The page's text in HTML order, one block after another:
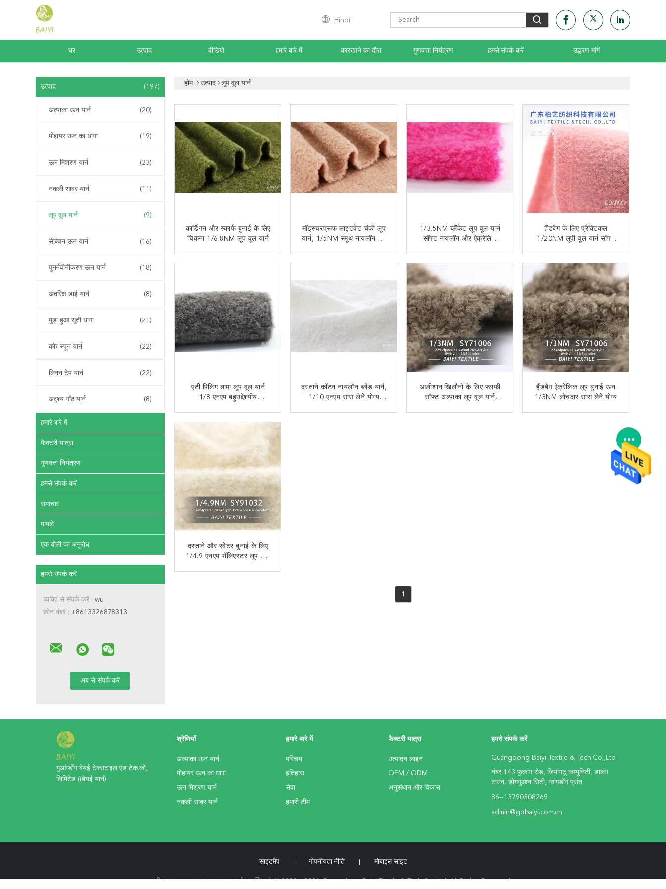
Hindi
घर उत्पाद वीडियो हमारे बारे में कारखाने का दौरा गुणवत्ता नियंत्रण हमसे संपर्क करें उद्धरण मांगें
उत्पाद (197)
अल्पाका ऊन यार्न (20)
मोहायर ऊन का धागा (19)
ऊन मिश्रण यार्न (23)
नकली साबर यार्न (11)
लूप वूल यार्न (9)
सेक्विन ऊन यार्न (16)
पुनर्नवीनीकरण ऊन यार्न (18)
अंतरिक्ष डाई यार्न (8)
मुड़ा हुआ सूती धागा (21)
कोर स्पून यार्न (22)
लिनन टेप यार्न (22)
अदृश्य गाँठ यार्न (8)
हमारे बारे में
फैक्टरी यात्रा
गुणवत्ता नियंत्रण
हमसे संपर्क करें
समाचार
मामले
एक बोली का अनुरोध
हमसे संपर्क करें
व्यक्ति से संपर्क करें : wu
फ़ोन नंबर : +8613326878313
होम उत्पाद लूप वूल यार्न
कार्डिगन और स्कार्फ बुनाई के लिए
चिकना 1/6.8NM लूप वूल यार्न
अब से संपर्क करें
मॉइस्चरप्रूफ लाइटवेट चंकी लूप
यार्न, 1/5NM स्मूथ नायलॉन वूल
अब से संपर्क करें
1/3.5NM ब्लैंकेट लूप वूल यार्न
सॉफ्ट नायलॉन और ऐक्रेलिक
अब से संपर्क करें
हैंडबैग के लिए प्रैक्टिकल
1/20NM लूपी वूल यार्न सॉफ्ट
अब से संपर्क करें
एंटी पिलिंग लामा लूप वूल यार्न
1/8 एनएम बहुउद्देश्यीय
अब से संपर्क करें
दस्ताने कॉटन नायलॉन ब्लेंड यार्न,
1/10 एनएम सांस लेने योग्य
आलीशान खिलौनों के लिए फ्लफी
सॉफ्ट अल्पाका लूप वूल यार्न
हैंडबैग ऐक्रेलिक लूप बुनाई ऊन
1/3NM लोचदार सांस लेने योग्य
दस्ताने और स्वेटर बुनाई के लिए
1/4.9 एनएम पॉलिएस्टर लूप ऊन
1
गुआंग्डोंग बेयई टेक्सटाइल एंड टेक.को,
लिमिटेड ((बेयई यार्न)
श्रेणियाँ
अल्पाका ऊन यार्न
मोहायर ऊन का धागा
ऊन मिश्रण यार्न
नकली साबर यार्न
हमारे बारे में
परिचय
इतिहास
सेवा
हमारी टीम
फैक्टरी यात्रा
उत्पादन लाइन
OEM / ODM
अनुसंधान और विकास
हमसे संपर्क करें
Guangdong Baiyi Textile & Tech.Co.,Ltd
नंबर 143 फुकांग रोड, जियांगटू कम्युनिटी, डालंग
टाउन, डोंगगुआन सिटी, ग्वांगडोंग प्रांत
86--13790308269
admin@gdbaiyi.com.cn
साइटमैप गोपनीयता नीति मोबाइल साइट
चीन अच्छा गुणवत्ता अल्पाका ऊन यार्न आपूर्तिकर्ता. © 2023 - 2026 Guangdong Baiyi Textile & Tech.Co.,Ltd. All Rights Reserved.